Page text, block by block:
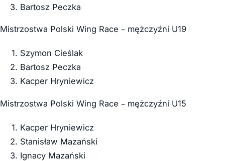
Bartosz Peczka
Mistrzostwa Polski Wing Race – mężczyźni U19
Szymon Cieślak
Bartosz Peczka
Kacper Hryniewicz
Mistrzostwa Polski Wing Race – mężczyźni U15
Kacper Hryniewicz
Stanisław Mazański
Ignacy Mazański